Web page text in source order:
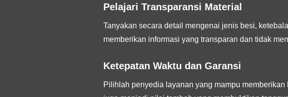
Pelajari Transparansi Material
Tanyakan secara detail mengenai jenis besi,
memberikan informasi yang transparan dan tidak
Ketepatan Waktu dan Garansi
Pilihlah penyedia layanan yang mampu